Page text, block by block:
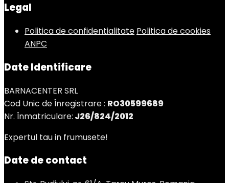
Legal
Politica de confidentialitate Politica de cookies
ANPC
Date Identificare
BARNACENTER SRL
Cod Unic de Înregistrare : RO30599689
Nr. Înmatriculare: J26/824/2012
Expertul tau in frumusete!
Date de contact